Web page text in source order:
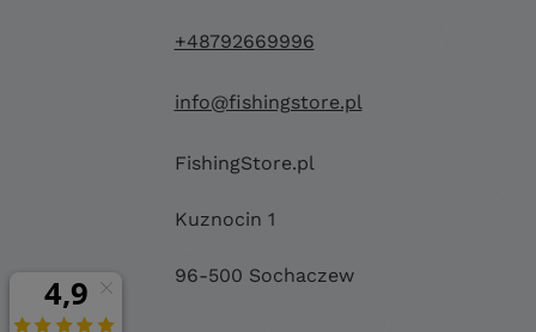
+48792669996
info@fishingstore.pl
FishingStore.pl
Kuznocin 1
96-500 Sochaczew